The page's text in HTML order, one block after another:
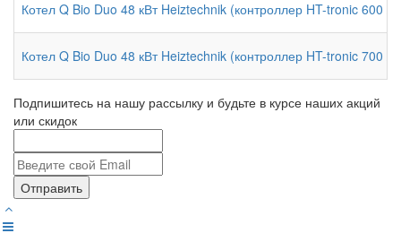
Котел Q Bio Duo 48 кВт Heiztechnik (контроллер HT-tronic 600
Котел Q Bio Duo 48 кВт Heiztechnik (контроллер HT-tronic 700
Подпишитесь на нашу рассылку и будьте в курсе наших акций
или скидок
Отправить